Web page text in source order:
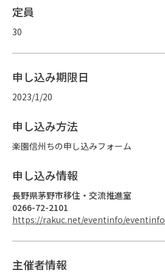
定員
30
申し込み期限日
2023/1/20
申し込み方法
楽園信州ちの申し込みフォーム
申し込み情報
長野県茅野市移住・交流推進室
0266-72-2101
https://rakuc.net/eventinfo/
主催者情報